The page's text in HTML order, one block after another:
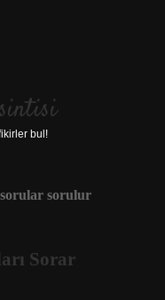
bul!
sorulur
Sorar